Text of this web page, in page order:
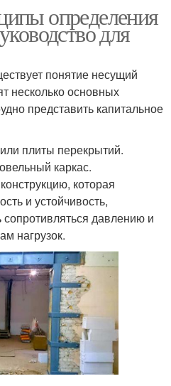
доме
Стены в доме
Стен в старом
Стен без доступа
определения
для
понятие несущий
несколько основных
представить капитальное
плиты перекрытий.
каркас.
которая
и устойчивость,
сопротивляться давлению и
нагрузок.